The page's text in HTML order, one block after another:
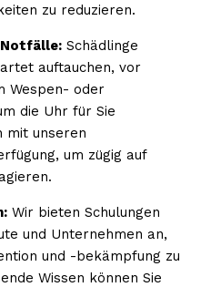
zu reduzieren.
Schädlinge
auftauchen, vor
Wespen- oder
die Uhr für Sie
mit unseren
um zügig auf
Wir bieten Schulungen
und Unternehmen an,
und -bekämpfung zu
Wissen können Sie